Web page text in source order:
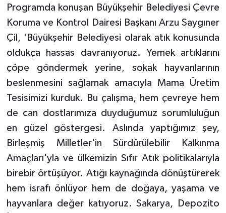
Programda konuşan Büyükşehir Belediyesi Çevre
Koruma ve Kontrol Dairesi Başkanı Arzu Saygıner
Çil, 'Büyükşehir Belediyesi olarak atık konusunda
oldukça hassas davranıyoruz. Yemek artıklarını
çöpe göndermek yerine, sokak hayvanlarının
beslenmesini sağlamak amacıyla Mama Üretim
Tesisimizi kurduk. Bu çalışma, hem çevreye hem
de can dostlarımıza duyduğumuz sorumluluğun
en güzel göstergesi. Aslında yaptığımız şey,
Birleşmiş Milletler'in Sürdürülebilir Kalkınma
Amaçları'yla ve ülkemizin Sıfır Atık politikalarıyla
birebir örtüşüyor. Atığı kaynağında dönüştürerek
hem israfı önlüyor hem de doğaya, yaşama ve
hayvanlara değer katıyoruz. Sakarya, Depozito